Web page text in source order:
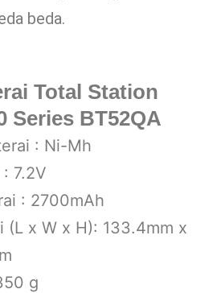
beda.
Total Station
Series BT52QA
: Ni-Mh
7.2V
: 2700mAh
(L x W x H): 133.4mm x
g